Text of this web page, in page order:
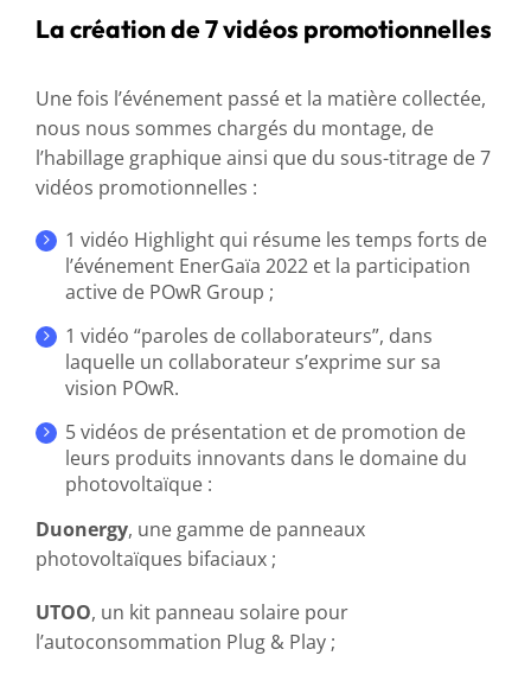
La création de 7 vidéos promotionnelles
Une fois l’événement passé et la matière collectée,
nous nous sommes chargés du montage, de
l’habillage graphique ainsi que du sous-titrage de 7
vidéos promotionnelles :
1 vidéo Highlight qui résume les temps forts de
l’événement EnerGaïa 2022 et la participation
active de POwR Group ;
1 vidéo “paroles de collaborateurs”, dans
laquelle un collaborateur s’exprime sur sa
vision POwR.
5 vidéos de présentation et de promotion de
leurs produits innovants dans le domaine du
photovoltaïque :
Duonergy, une gamme de panneaux
photovoltaïques bifaciaux ;
UTOO, un kit panneau solaire pour
l’autoconsommation Plug & Play ;